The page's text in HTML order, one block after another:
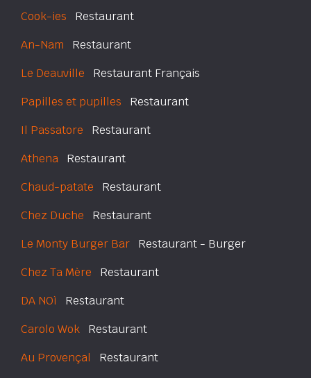
Cook-ies Restaurant
An-Nam Restaurant
Le Deauville Restaurant Français
Papilles et pupilles Restaurant
Il Passatore Restaurant
Athena Restaurant
Chaud-patate Restaurant
Chez Duche Restaurant
Le Monty Burger Bar Restaurant - Burger
Chez Ta Mère Restaurant
DA NOì Restaurant
Carolo Wok Restaurant
Au Provençal Restaurant